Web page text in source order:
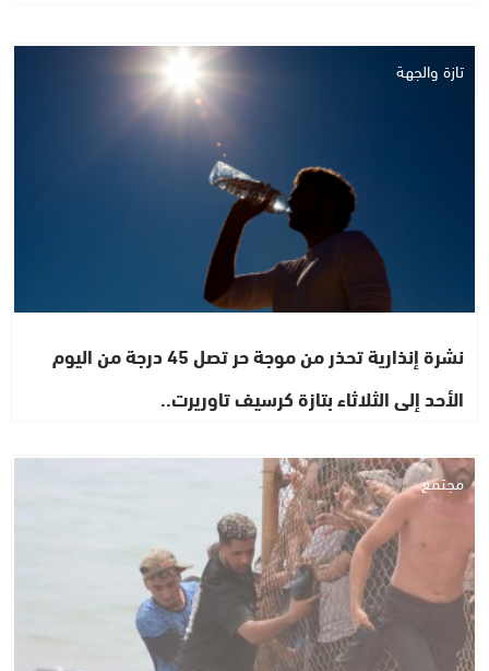
تازة والجهة
نشرة إنذارية تحذر من موجة حر تصل 45 درجة من اليوم
الأحد إلى الثلاثاء بتازة كرسيف تاوريرت..
مجتمع